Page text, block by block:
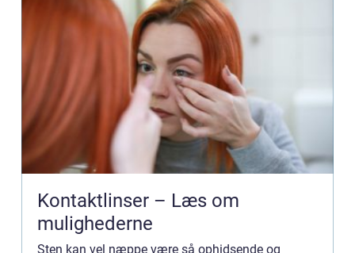
Kontaktlinser – Læs om
mulighederne
Sten kan vel næppe være så ophidsende og